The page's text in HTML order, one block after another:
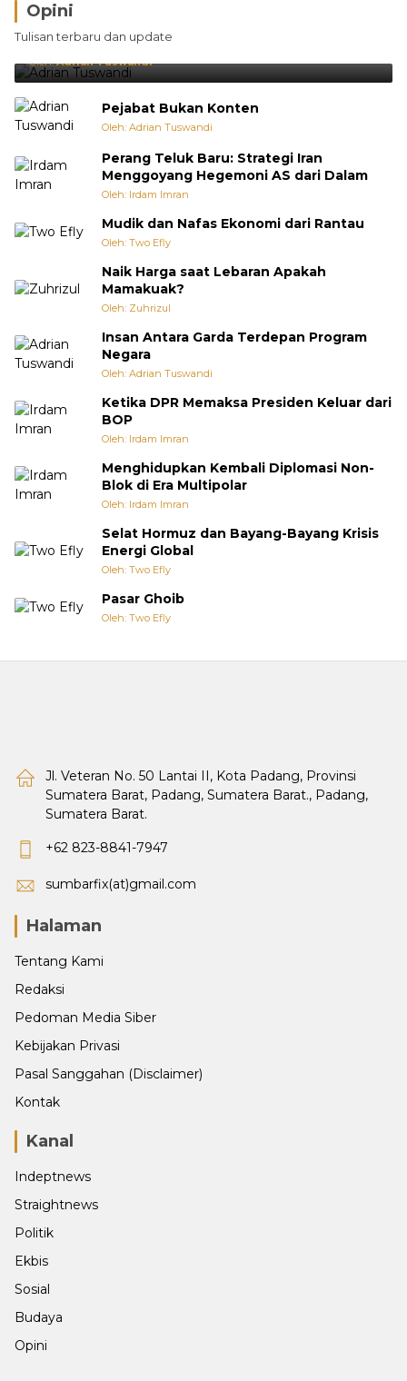
Opini
Tulisan terbaru dan update
Brasil Lebih Diunggulkan, tetapi Jepang Selalu
Punya Cara Membuat Kejutan
Oleh:Adrian Tuswandi
Pejabat Bukan Konten
Oleh: Adrian Tuswandi
Perang Teluk Baru: Strategi Iran
Menggoyang Hegemoni AS dari Dalam
Oleh: Irdam Imran
Mudik dan Nafas Ekonomi dari Rantau
Oleh: Two Efly
Naik Harga saat Lebaran Apakah
Mamakuak?
Oleh: Zuhrizul
Insan Antara Garda Terdepan Program
Negara
Oleh: Adrian Tuswandi
Ketika DPR Memaksa Presiden Keluar dari
BOP
Oleh: Irdam Imran
Menghidupkan Kembali Diplomasi Non-
Blok di Era Multipolar
Oleh: Irdam Imran
Selat Hormuz dan Bayang-Bayang Krisis
Energi Global
Oleh: Two Efly
Pasar Ghoib
Oleh: Two Efly
Jl. Veteran No. 50 Lantai II, Kota Padang, Provinsi
Sumatera Barat, Padang, Sumatera Barat., Padang,
Sumatera Barat.
+62 823-8841-7947
sumbarfix(at)gmail.com
Halaman
Tentang Kami
Redaksi
Pedoman Media Siber
Kebijakan Privasi
Pasal Sanggahan (Disclaimer)
Kontak
Kanal
Indeptnews
Straightnews
Politik
Ekbis
Sosial
Budaya
Opini